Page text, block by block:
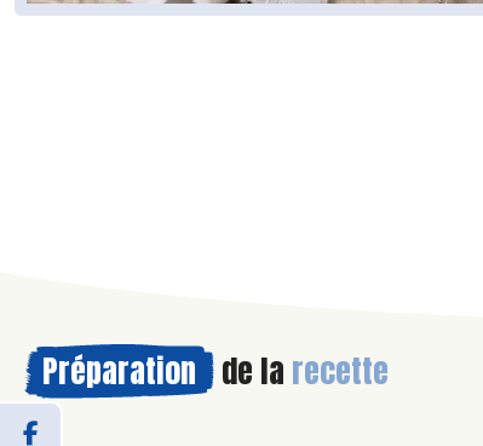
Préparation de la recette